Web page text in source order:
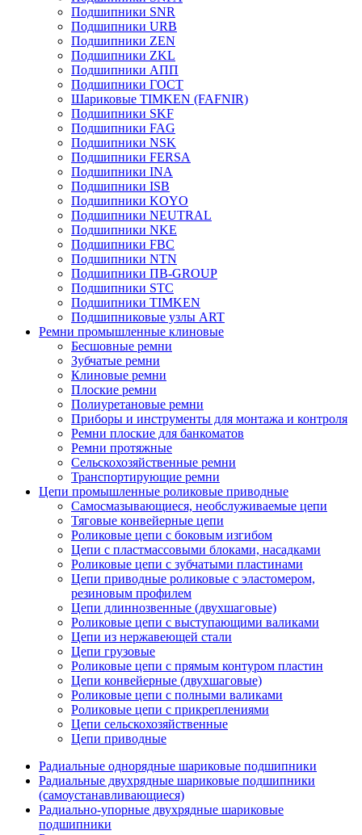
Подшипники SNR
Подшипники URB
Подшипники ZEN
Подшипники ZKL
Подшипники АПП
Подшипники ГОСТ
Шариковые ТІMKEN (FAFNIR)
Подшипники SKF
Подшипники FAG
Подшипники NSK
Подшипники FERSA
Подшипники INA
Подшипники ISB
Подшипники KOYO
Подшипники NEUTRAL
Подшипники NKE
Подшипники FBC
Подшипники NTN
Подшипники ПВ-GROUP
Подшипники STC
Подшипники TIMKEN
Подшипниковые узлы ART
Ремни промышленные клиновые
Бесшовные ремни
Зубчатые ремни
Клиновые ремни
Плоские ремни
Полиуретановые ремни
Приборы и инструменты для монтажа и контроля
Ремни плоские для банкоматов
Ремни протяжные
Сельскохозяйственные ремни
Транспортирующие ремни
Цепи промышленные роликовые приводные
Самосмазывающиеся, необслуживаемые цепи
Тяговые конвейерные цепи
Роликовые цепи с боковым изгибом
Цепи с пластмассовыми блоками, насадками
Роликовые цепи с зубчатыми пластинами
Цепи приводные роликовые с эластомером,
резиновым профилем
Цепи длиннозвенные (двухшаговые)
Роликовые цепи с выступающими валиками
Цепи из нержавеющей стали
Цепи грузовые
Роликовые цепи с прямым контуром пластин
Цепи конвейерные (двухшаговые)
Роликовые цепи с полными валиками
Роликовые цепи с прикреплениями
Цепи сельскохозяйственные
Цепи приводные
Радиальные однорядные шариковые подшипники
Радиальные двухрядные шариковые подшипники
(самоустанавливающиеся)
Радиально-упорные двухрядные шариковые
подшипники